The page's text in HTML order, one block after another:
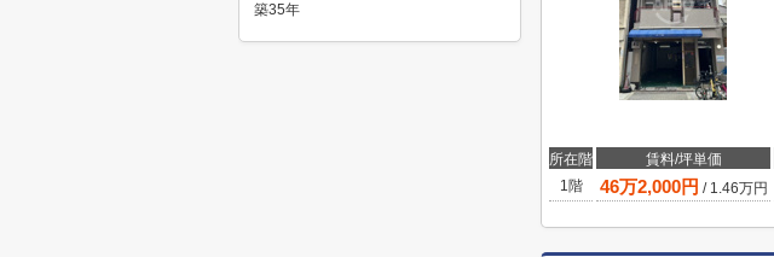
所在階 賃料/坪単価
1階
46万2,000円 / 1.46万円
築35年